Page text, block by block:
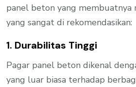
panel beton yang membuatnya
yang sangat di rekomendasikan:
1. Durabilitas Tinggi
Pagar panel beton dikenal
yang luar biasa terhadap